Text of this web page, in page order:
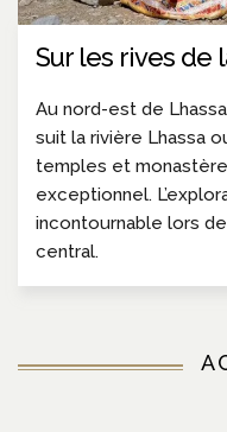
Sur les rives de
Au nord-est de
suit la rivière Lhassa
temples et
exceptionnel.
incontournable lors
central.